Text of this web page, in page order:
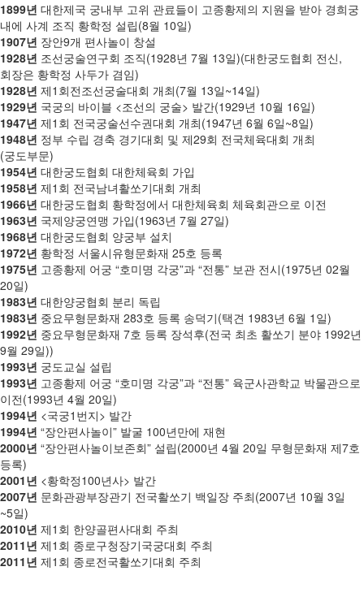
1899년 대한제국 궁내부 고위 관료들이 고종황제의 지원을 받아 경희궁
내에 사계 조직 황학정 설립(8월 10일)
1907년 장안9개 편사놀이 창설
1928년 조선궁술연구회 조직(1928년 7월 13일)(대한궁도협회 전신,
회장은 황학정 사두가 겸임)
1928년 제1회전조선궁술대회 개최(7월 13일~14일)
1929년 국궁의 바이블 <조선의 궁술> 발간(1929년 10월 16일)
1947년 제1회 전국궁술선수권대회 개최(1947년 6월 6일~8일)
1948년 정부 수립 경축 경기대회 및 제29회 전국체육대회 개최
(궁도부문)
1954년 대한궁도협회 대한체육회 가입
1958년 제1회 전국남녀활쏘기대회 개최
1966년 대한궁도협회 황학정에서 대한체육회 체육회관으로 이전
1963년 국제양궁연맹 가입(1963년 7월 27일)
1968년 대한궁도협회 양궁부 설치
1972년 황학정 서울시유형문화재 25호 등록
1975년 고종황제 어궁 “호미명 각궁”과 “전통” 보관 전시(1975년 02월
20일)
1983년 대한양궁협회 분리 독립
1983년 중요무형문화재 283호 등록 송덕기(택견 1983년 6월 1일)
1992년 중요무형문화재 7호 등록 장석후(전국 최초 활쏘기 분야 1992년
9월 29일))
1993년 궁도교실 설립
1993년 고종황제 어궁 “호미명 각궁”과 “전통” 육군사관학교 박물관으로
이전(1993년 4월 20일)
1994년 <국궁1번지> 발간
1994년 “장안편사놀이” 발굴 100년만에 재현
2000년 “장안편사놀이보존회” 설립(2000년 4월 20일 무형문화재 제7호
등록)
2001년 <황학정100년사> 발간
2007년 문화관광부장관기 전국활쏘기 백일장 주최(2007년 10월 3일
~5일)
2010년 제1회 한양골편사대회 주최
2011년 제1회 종로구청장기국궁대회 주최
2011년 제1회 종로전국활쏘기대회 주최